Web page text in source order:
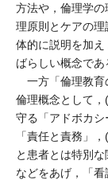
方法や，倫理学
理原則とケアの
体的に説明を加
ばらしい概念であ
一方「倫理教育
倫理概念として
守る「アドボカ
「責任と責務」
と患者とは特別
などをあげ，「